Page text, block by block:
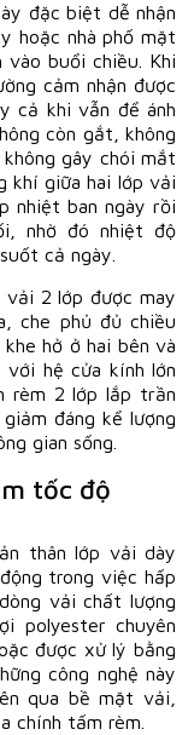
đặc biệt dễ nhận
hoặc nhà phố mặt
buổi chiều. Khi
cảm nhận được
cả khi vẫn để ánh
còn gắt, không
gây chói mắt
khí giữa hai lớp vải
nhiệt ban ngày rồi
nhờ đó nhiệt độ
cả ngày.
2 lớp được may
che phủ đủ chiều
hở ở hai bên và
hệ cửa kính lớn
rèm 2 lớp lắp trần
đáng kể lượng
gian sống.
tốc độ
thân lớp vải dày
trong việc hấp
vải chất lượng
polyester chuyên
được xử lý bằng
công nghệ này
qua bề mặt vải,
chính tấm rèm.